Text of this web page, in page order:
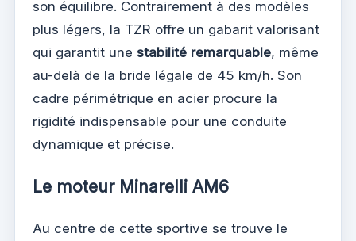
son équilibre. Contrairement à des modèles
plus légers, la TZR offre un gabarit valorisant
qui garantit une stabilité remarquable, même
au-delà de la bride légale de 45 km/h. Son
cadre périmétrique en acier procure la
rigidité indispensable pour une conduite
dynamique et précise.
Le moteur Minarelli AM6
Au centre de cette sportive se trouve le